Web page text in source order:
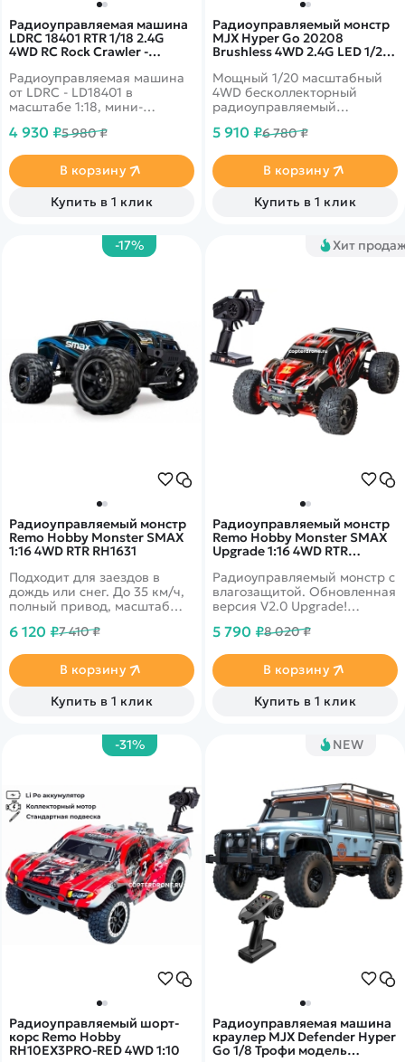
Радиоуправляемая машина
LDRC 18401 RTR 1/18 2.4G
4WD RC Rock Crawler -
Радиоуправляемая машина
от LDRC - LD18401 в
масштабе 1:18, мини-
беспроводным управлением,
привод 4x4
4 930 ₽5 980 ₽
В корзину
Купить в 1 клик
Радиоуправляемый монстр
MJX Hyper Go 20208
Brushless 4WD 2.4G LED 1/20
Мощный 1/20 масштабный
4WD бесколлекторный
радиоуправляемый
20208. Съемная
Модульный аккумулятор.
Дистанционно управляемая
светодиодная система
освещения.
5 910 ₽6 780 ₽
В корзину
Купить в 1 клик
-17%
Радиоуправляемый монстр
Remo Hobby Monster SMAX
1:16 4WD RTR RH1631
Подходит для заездов в
дождь или снег. До 35 км/ч,
полный привод, масштаб
6 120 ₽7 410 ₽
В корзину
Купить в 1 клик
Хит
Радиоуправляемый монстр
Remo Hobby Monster SMAX
Upgrade 1:16 4WD RTR
Радиоуправляемый монстр с
влагозащитой. Обновленная
версия V2.0 Upgrade!
дождь или снег. До 35 км/ч,
1:16.
5 790 ₽8 020 ₽
В корзину
Купить в 1 клик
-31%
Радиоуправляемый шорт-
корс Remo Hobby
RH10EX3PRO-RED 4WD 1:10
NEW
Радиоуправляемая машина
краулер MJX Defender Hyper
Go 1/8 Трофи модель